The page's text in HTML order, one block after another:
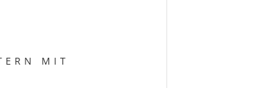
MIT